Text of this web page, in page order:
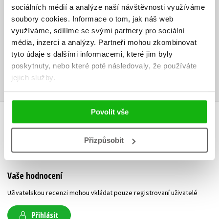
sociálních médií a analýze naší návštěvnosti využíváme
soubory cookies. Informace o tom, jak náš web
využíváme, sdílíme se svými partnery pro sociální
média, inzerci a analýzy. Partneři mohou zkombinovat
tyto údaje s dalšími informacemi, které jim byly
poskytnuty, nebo které poté následovaly, že používáte
jejich služby.
Povolit vše
Přizpůsobit
- Jennifer Lawlerová, autorka knihy Encyklopedie žen ve středověku
a Encyklopedie Byzantské říše
Ke stažení
PDF Obsah.pdf PDF Ukázka.pdf
HODNOCENÍ ČTENÁŘŮ
Vaše hodnocení
Uživatelskou recenzi mohou vkládat pouze registrovaní uživatelé
Přihlásit